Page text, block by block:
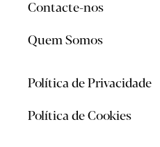
Contacte-nos
Quem Somos
Política de Privacidade
Política de Cookies